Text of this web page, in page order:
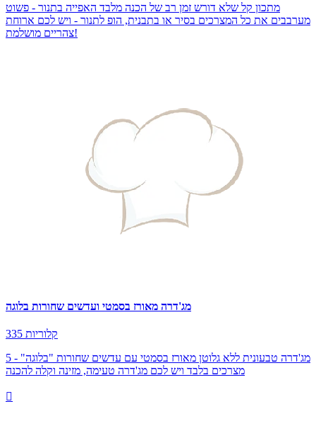
מתכון קל שלא דורש זמן רב של הכנה מלבד האפייה בתנור - פשוט
מערבבים את כל המצרכים בסיר או בתבנית, הופ לתנור - ויש לכם ארוחת
צהריים מושלמת!
מג'דרה מאורז בסמטי ועדשים שחורות בלוגה
335 קלוריות
מג'דרה טבעונית ללא גלוטן מאורז בסמטי עם עדשים שחורות "בלוגה" - 5
מצרכים בלבד ויש לכם מג'דרה טעימה, מזינה וקלה להכנה
